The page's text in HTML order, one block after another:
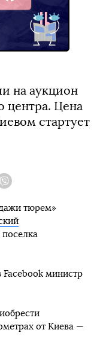
на аукцион
центра. Цена
стартует
тюрем»
поселка
министр
от Киева —